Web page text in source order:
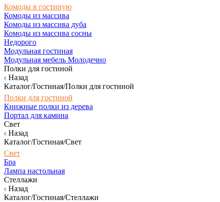
Комоды в гостиную
Комоды из массива
Комоды из массива дуба
Комоды из массива сосны
Недорого
Модульная гостиная
Модульная мебель Молодечно
Полки для гостиной
Назад
Каталог/Гостиная/Полки для гостиной
Полки для гостиной
Книжные полки из дерева
Портал для камина
Свет
Назад
Каталог/Гостиная/Свет
Свет
Бра
Лампа настольная
Стеллажи
Назад
Каталог/Гостиная/Стеллажи